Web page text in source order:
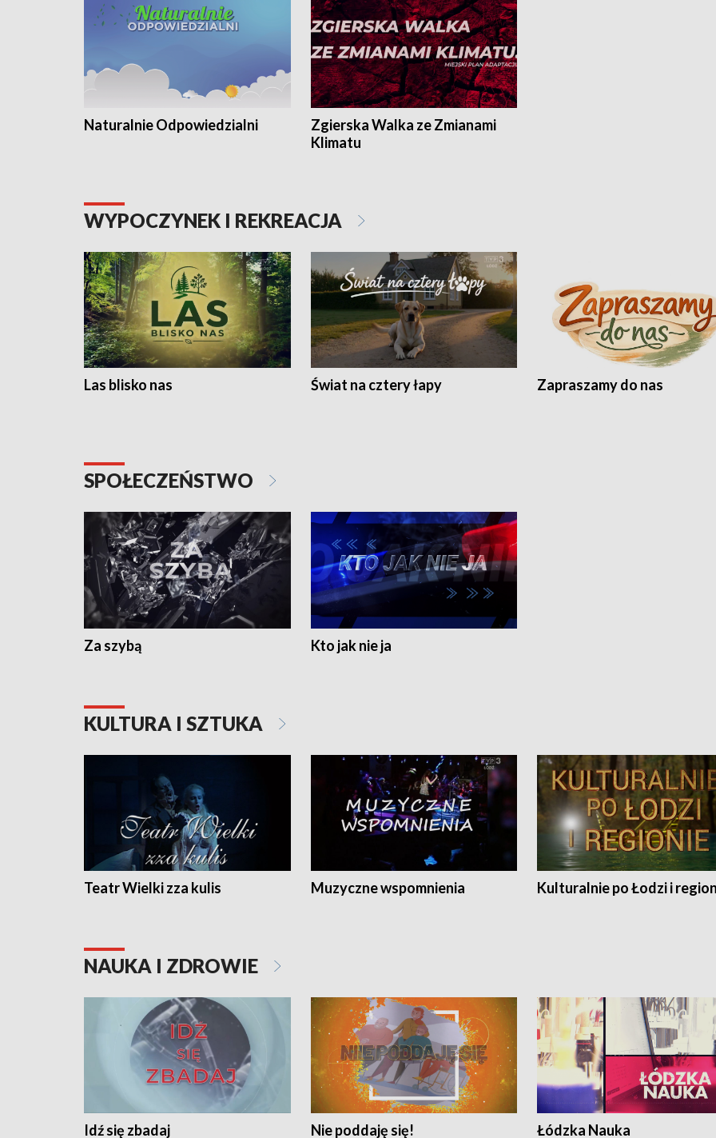
Naturalnie Odpowiedzialni
Zgierska Walka ze Zmianami
Klimatu
WYPOCZYNEK I REKREACJA
Las blisko nas Świat na cztery łapy Zapraszamy do nas
SPOŁECZEŃSTWO
Za szybą Kto jak nie ja
KULTURA I SZTUKA
Teatr Wielki zza kulis Muzyczne wspomnienia Kulturalnie po Łodzi i
NAUKA I ZDROWIE
Idź się zbadaj Nie poddaję się! Łódzka Nauka